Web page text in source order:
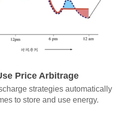
Price Arbitrage
strategies automatically
to store and use energy.